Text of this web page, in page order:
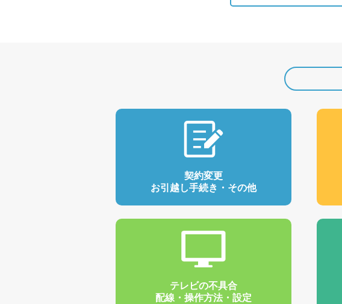
契約変更
お引越し手続き・その他
テレビの不具合
配線・操作方法・設定